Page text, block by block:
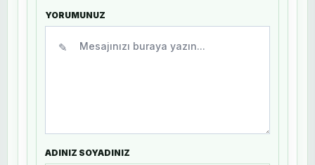
YORUMUNUZ
✎
ADINIZ SOYADINIZ